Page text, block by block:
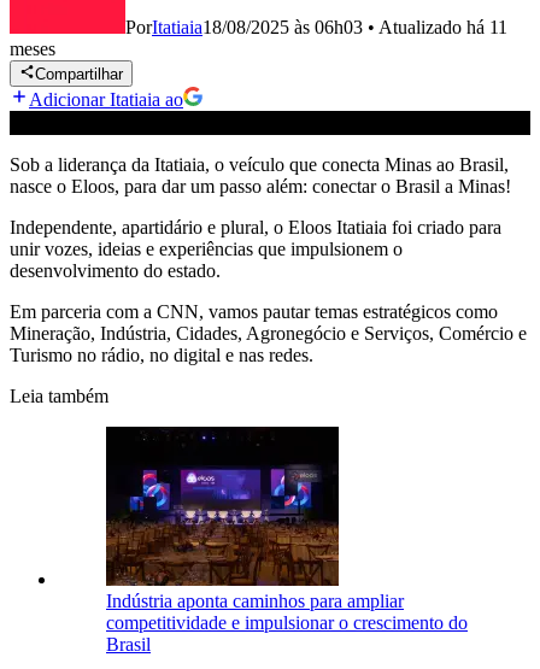
PorItatiaia18/08/2025 às 06h03 • Atualizado há 11
meses
Compartilhar
Adicionar Itatiaia ao
Sob a liderança da Itatiaia, o veículo que conecta Minas ao Brasil,
nasce o Eloos, para dar um passo além: conectar o Brasil a Minas!
Independente, apartidário e plural, o Eloos Itatiaia foi criado para
unir vozes, ideias e experiências que impulsionem o
desenvolvimento do estado.
Em parceria com a CNN, vamos pautar temas estratégicos como
Mineração, Indústria, Cidades, Agronegócio e Serviços, Comércio e
Turismo no rádio, no digital e nas redes.
Leia também
Indústria aponta caminhos para ampliar
competitividade e impulsionar o crescimento do
Brasil